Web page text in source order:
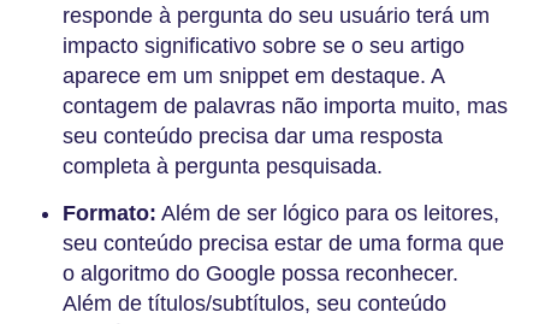
responde à pergunta do seu usuário terá um
impacto significativo sobre se o seu artigo
aparece em um snippet em destaque. A
contagem de palavras não importa muito, mas
seu conteúdo precisa dar uma resposta
completa à pergunta pesquisada.
Formato: Além de ser lógico para os leitores,
seu conteúdo precisa estar de uma forma que
o algoritmo do Google possa reconhecer.
Além de títulos/subtítulos, seu conteúdo